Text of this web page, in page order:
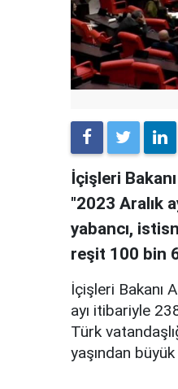
İçişleri
"2023 Aralık
yabancı,
reşit 100 bin
İçişleri Bakanı
ayı itibariyle
Türk
yaşından